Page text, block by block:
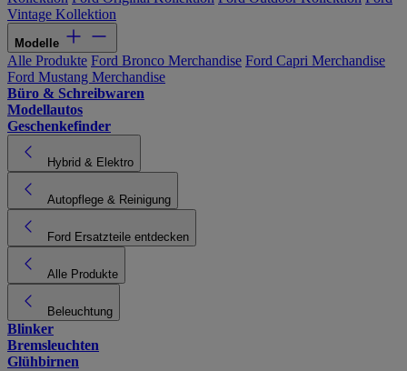
Vintage Kollektion
Modelle
Alle Produkte Ford Bronco Merchandise Ford Capri Merchandise
Ford Mustang Merchandise
Büro & Schreibwaren
Modellautos
Geschenkefinder
Hybrid & Elektro
Autopflege & Reinigung
Ford Ersatzteile entdecken
Alle Produkte
Beleuchtung
Blinker
Bremsleuchten
Glühbirnen